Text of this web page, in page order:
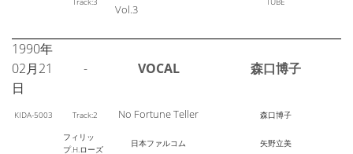
Vol.3
1990年
02月21
日
- VOCAL 森口博子
KIDA-5003 Track:2 No Fortune Teller 森口博子
フィリッ
プ.H.ローズ
日本ファルコム 矢野立美